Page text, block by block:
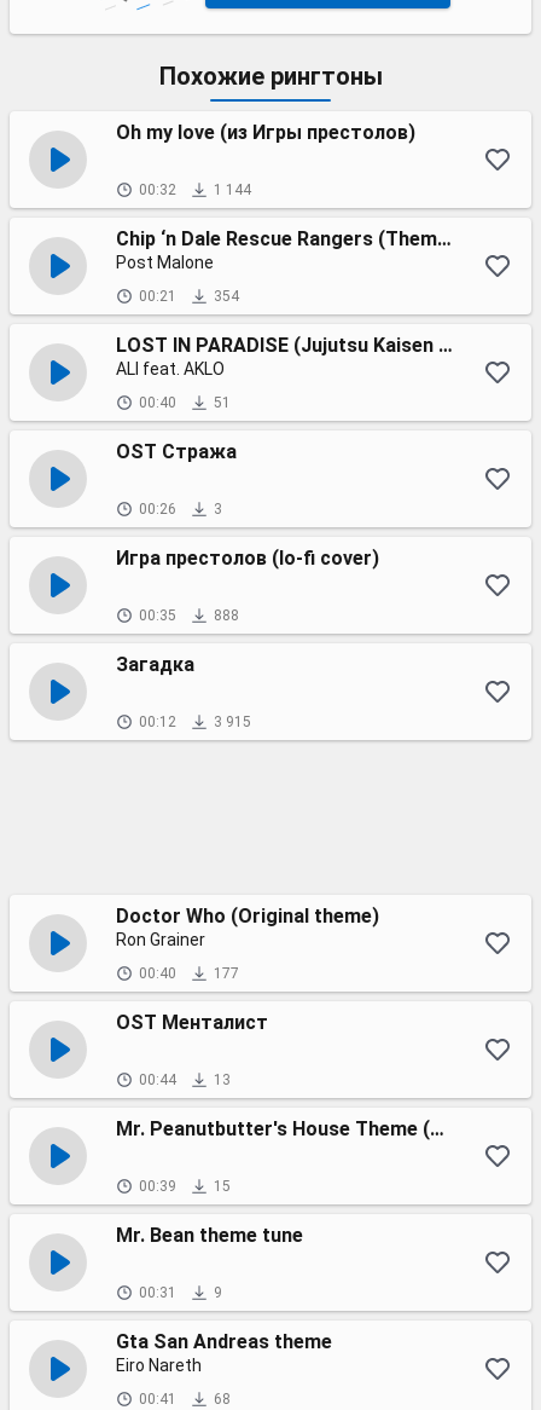
Похожие рингтоны
Oh my love (из Игры престолов)
00:32 1 144
Chip ‘n Dale Rescue Rangers (Theme Song)
Post Malone
00:21 354
LOST IN PARADISE (Jujutsu Kaisen ending theme song)
ALI feat. AKLO
00:40 51
OST Стража
00:26 3
Игра престолов (lo-fi cover)
00:35 888
Загадка
00:12 3 915
Doctor Who (Original theme)
Ron Grainer
00:40 177
OST Менталист
00:44 13
Mr. Peanutbutter's House Theme (BoJack Horseman)
00:39 15
Mr. Bean theme tune
00:31 9
Gta San Andreas theme
Eiro Nareth
00:41 68